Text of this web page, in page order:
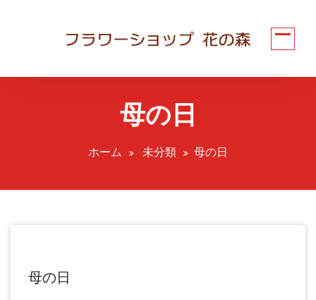
ツ
母の日
ホーム 未分類 母の日
母の日